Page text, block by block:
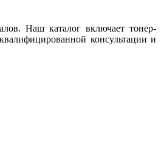
Наш каталог включает тонер-
консультации и